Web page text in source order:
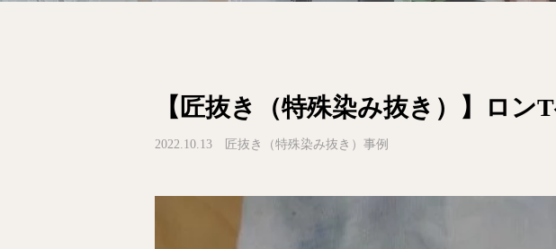
【匠抜き（特殊染み抜き）】ロン
2022.10.13 匠抜き（特殊染み抜き）事例